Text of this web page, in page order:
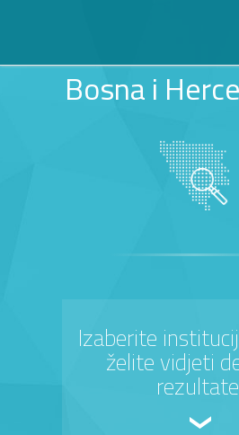
Bosna i
Izaberite
želite vidjeti